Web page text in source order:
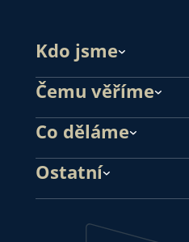
Kdo jsme
Čemu věříme
Co děláme
Ostatní